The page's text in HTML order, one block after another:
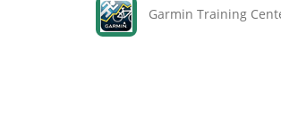
Garmin Training